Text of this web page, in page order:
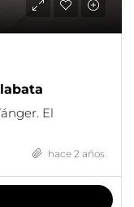
El
hace 2 años